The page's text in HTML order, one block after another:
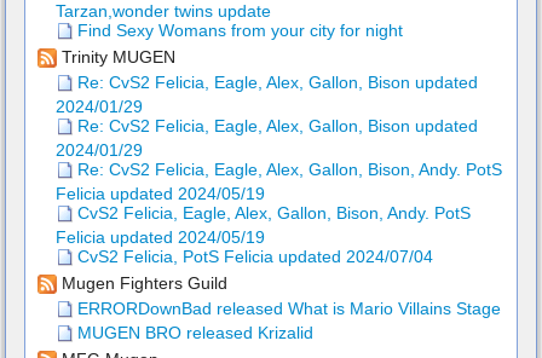
Tarzan,wonder twins update
Find Sexy Womans from your city for night
Trinity MUGEN
Re: CvS2 Felicia, Eagle, Alex, Gallon, Bison updated
2024/01/29
Re: CvS2 Felicia, Eagle, Alex, Gallon, Bison updated
2024/01/29
Re: CvS2 Felicia, Eagle, Alex, Gallon, Bison, Andy. PotS
Felicia updated 2024/05/19
CvS2 Felicia, Eagle, Alex, Gallon, Bison, Andy. PotS
Felicia updated 2024/05/19
CvS2 Felicia, PotS Felicia updated 2024/07/04
Mugen Fighters Guild
ERRORDownBad released What is Mario Villains Stage
MUGEN BRO released Krizalid